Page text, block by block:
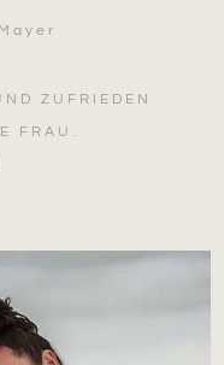
ZUFRIEDEN
FRAU.